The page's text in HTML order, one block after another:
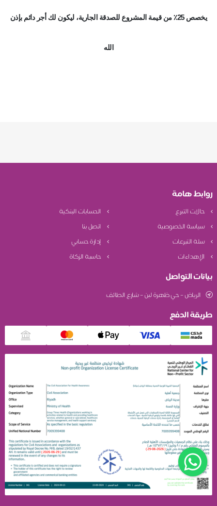
يخصص 25٪ من قيمة المشروع للصدقة الجارية، ليكون لك أجر دائم بإذن
الله
روابط هامة
حالات التبرع
الحسابات البنكية
سياسة الخصوصية
اتصل بنا
سلة التبرعات
إدارة حسابي
الإهداءات
حاسبة الزكاة
بيانات التواصل
الرياض – حي ظهرة لبن – شارع الطائف
طريقة الدفع